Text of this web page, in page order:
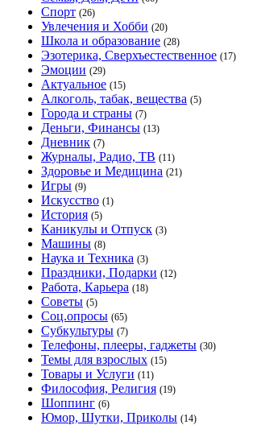
Спорт (26)
Увлечения и Хобби (20)
Школа и образование (28)
Эзотерика, Сверхъестественное (17)
Эмоции (29)
Актуальное (15)
Алкоголь, табак, вещества (5)
Города и страны (7)
Деньги, Финансы (13)
Дневник (7)
Журналы, Радио, ТВ (11)
Здоровье и Медицина (21)
Игры (9)
Искусство (1)
История (5)
Каникулы и Отпуск (3)
Машины (8)
Наука и Техника (3)
Праздники, Подарки (12)
Работа, Карьера (18)
Советы (5)
Соц.опросы (65)
Субкультуры (7)
Телефоны, плееры, гаджеты (30)
Темы для взрослых (15)
Товары и Услуги (11)
Философия, Религия (19)
Шоппинг (6)
Юмор, Шутки, Приколы (14)